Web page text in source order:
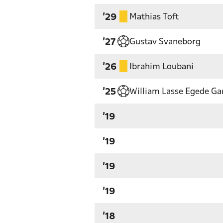
'29 Mathias Toft
'27 Gustav Svaneborg
'26 Ibrahim Loubani
'25 William Lasse Egede
'19
'19
'19
'19
'18